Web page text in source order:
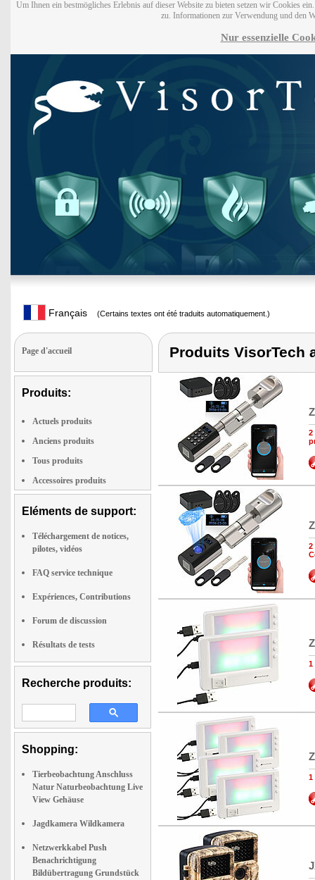
Um Ihnen ein bestmögliches Erlebnis auf dieser Website zu bieten setzen wir Cookies
zu. Informationen zur Verwendung und den
Nur essenzielle
Français (Certains textes ont été traduits automatiquement.)
Page d'accueil
Produits:
Actuels produits
Anciens produits
Tous produits
Accessoires produits
Eléments de support:
Téléchargement de notices,
pilotes, vidéos
FAQ service technique
Expériences, Contributions
Forum de discussion
Résultats de tests
Recherche produits:
Shopping:
Tierbeobachtung Anschluss
Natur Naturbeobachtung Live
View Gehäuse
Jagdkamera Wildkamera
Netzwerkkabel Push
Benachrichtigung
Bildübertragung Grundstück
Produits VisorTech
2
2
1
1